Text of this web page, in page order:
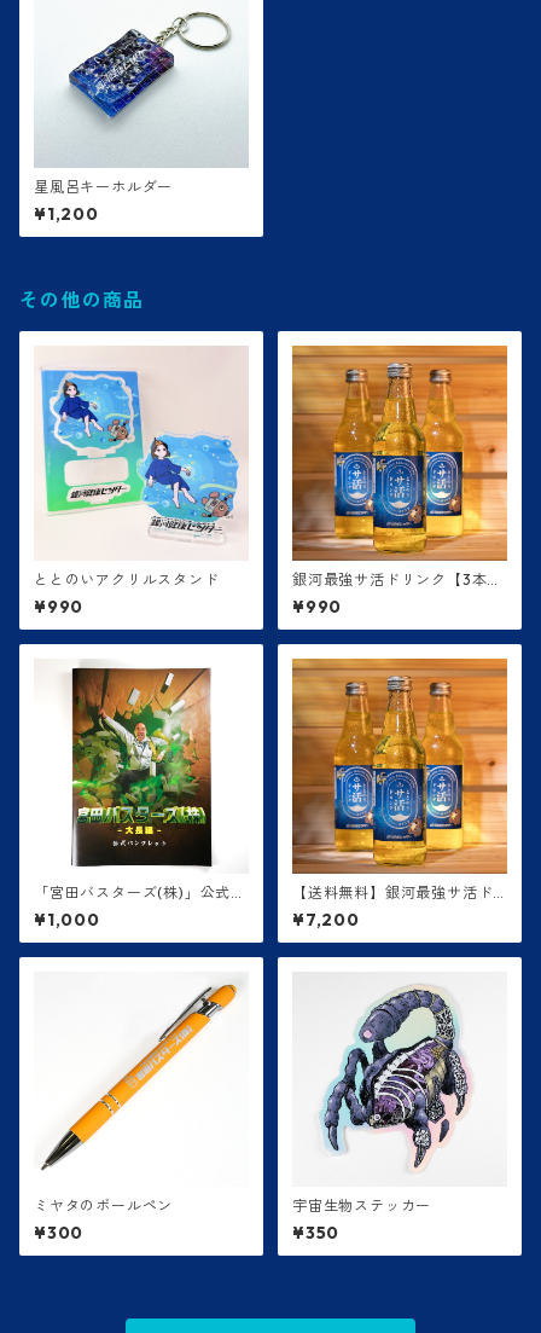
星風呂キーホルダー
¥1,200
その他の商品
ととのいアクリルスタンド
¥990
銀河最強サ活ドリンク【3本セ
ット】
¥990
「宮田バスターズ(株)」公式パ
ンフレット
¥1,000
【送料無料】銀河最強サ活ド
リンク【1ケース24本】
¥7,200
ミヤタのボールペン
¥300
宇宙生物ステッカー
¥350